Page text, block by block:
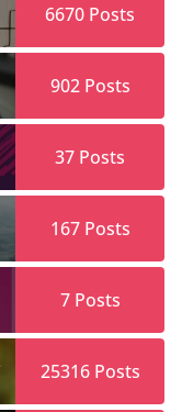
6670 Posts
902Posts
37 Posts
167Posts
7Posts
25316Posts